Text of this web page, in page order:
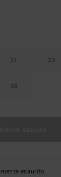
31 32
38
esaurito.